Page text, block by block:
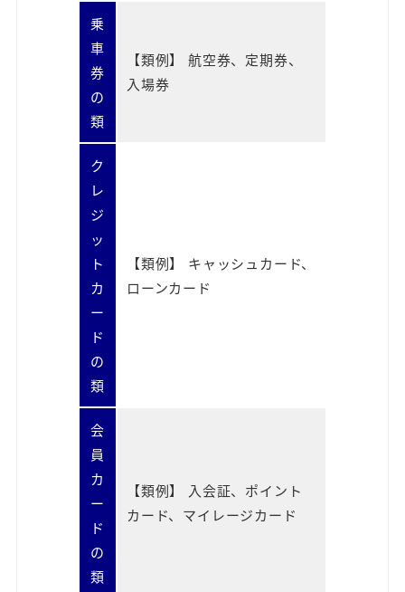
乗
車
券
の
類
【類例】 航空券、定期券、
入場券
ク
レ
ジ
ッ
ト
カ
ー
ド
の
類
【類例】 キャッシュカード、
ローンカード
会
員
カ
ー
ド
の
類
【類例】 入会証、ポイント
カード、マイレージカード